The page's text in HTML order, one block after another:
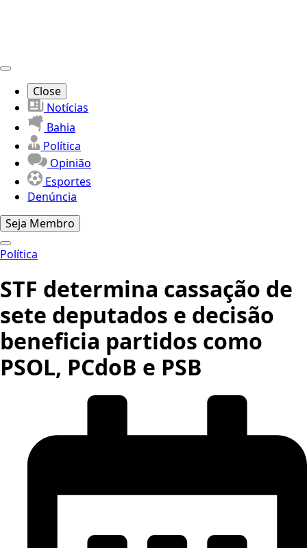
Close
Notícias
Bahia
Política
Opinião
Esportes
Denúncia
Seja Membro
Política
STF determina cassação de
sete deputados e decisão
beneficia partidos como
PSOL, PCdoB e PSB